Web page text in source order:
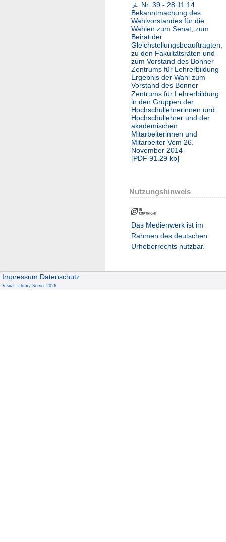
Nr. 39 - 28.11.14
Bekanntmachung des
Wahlvorstandes für die
Wahlen zum Senat, zum
Beirat der
Gleichstellungsbeauftragten,
zu den Fakultätsräten und
zum Vorstand des Bonner
Zentrums für Lehrerbildung
Ergebnis der Wahl zum
Vorstand des Bonner
Zentrums für Lehrerbildung
in den Gruppen der
Hochschullehrerinnen und
Hochschullehrer und der
akademischen
Mitarbeiterinnen und
Mitarbeiter Vom 26.
November 2014
[PDF 91.29 kb]
Nutzungshinweis
Das Medienwerk ist im
Rahmen des deutschen
Urheberrechts nutzbar.
Impressum Datenschutz
Visual Library Server 2026